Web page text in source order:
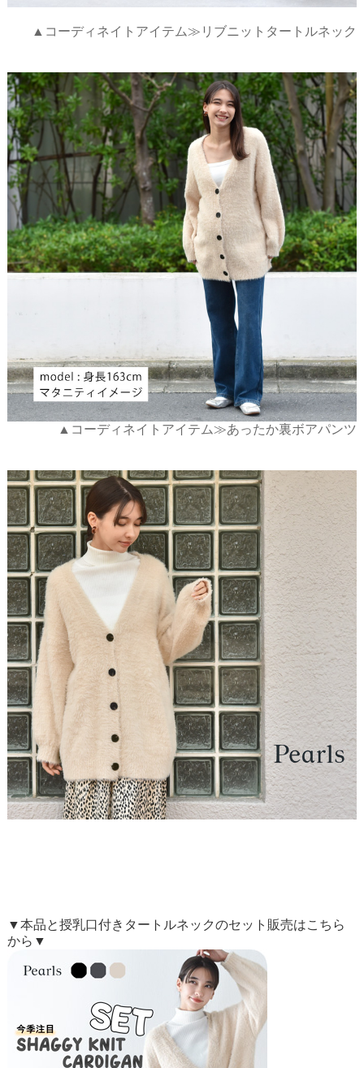
▲コーディネイトアイテム≫リブニットタートルネック
▲コーディネイトアイテム≫あったか裏ボアパンツ
▼本品と授乳口付きタートルネックのセット販売はこちら
から▼